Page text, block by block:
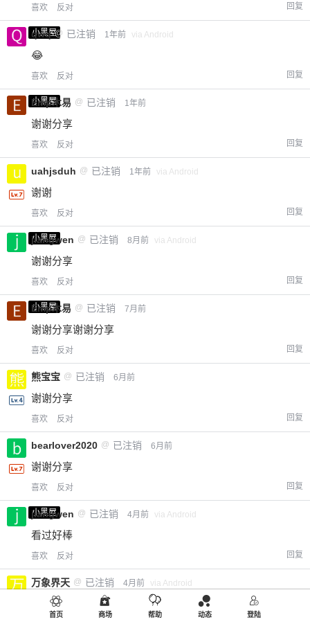
喜欢 反对 回复
小黑屋
qwq @ 已注销 1年前 via Android
😂
喜欢 反对 回复
小黑屋
Emp木易 @ 已注销 1年前
谢谢分享
喜欢 反对 回复
uahjsduh @ 已注销 1年前 via Android
谢谢
喜欢 反对 回复
小黑屋
jiangwen @ 已注销 8月前 via Android
谢谢分享
喜欢 反对 回复
小黑屋
Emp木易 @ 已注销 7月前
谢谢分享谢谢分享
喜欢 反对 回复
熊宝宝 @ 已注销 6月前
谢谢分享
喜欢 反对 回复
bearlover2020 @ 已注销 6月前
谢谢分享
喜欢 反对 回复
小黑屋
jiangwen @ 已注销 4月前 via Android
看过好棒
喜欢 反对 回复
万象界天 @ 已注销 4月前 via Android
好看！
首页 商场 帮助 动态 登陆